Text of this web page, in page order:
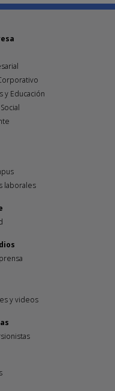
y Educación
laborales
y videos